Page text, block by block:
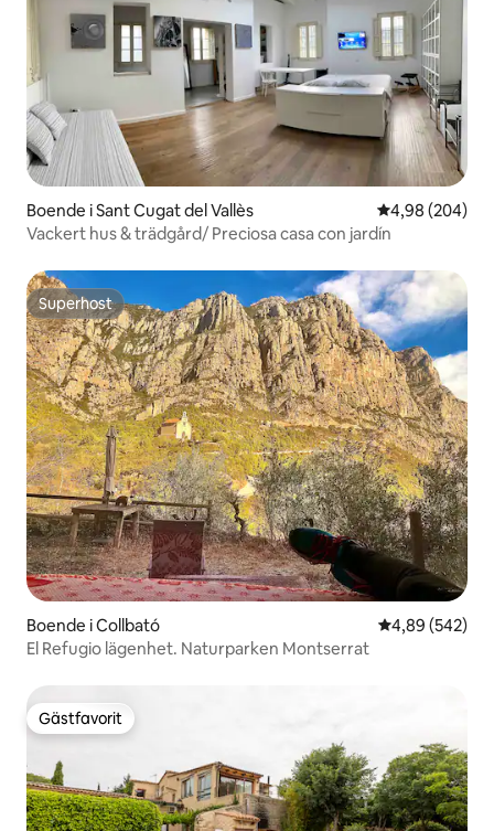
Boende i Sant Cugat del Vallès 4,98 av 5 i
4,98 (204)
Vackert hus & trädgård/ Preciosa casa con jardín
Superhost
Superhost
Boende i Collbató 4,89 av 5 i
4,89 (542)
El Refugio lägenhet. Naturparken Montserrat
Gästfavorit
Gästfavorit